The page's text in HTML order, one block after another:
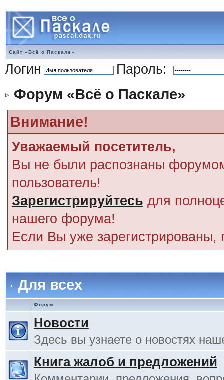
Сайт «Всё о Паскале»
Логин Пароль:
Форум «Всё о Паскале»
Внимание!
Уважаемый посетитель,
Вы не были распознаны
пользователь!
Зарегистрируйтесь для
нашего форума!
Если Вы уже зарегистрированы,
Для всех
Форум
Новости
Здесь вы узнаете о новостях
Книга жалоб и предложений